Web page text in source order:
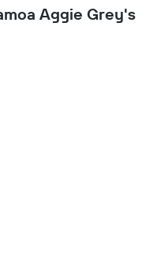
Aggie Grey's